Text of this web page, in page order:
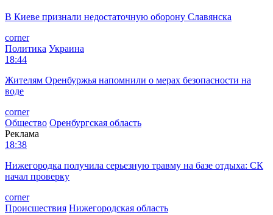
В Киеве признали недостаточную оборону Славянска
corner
Политика Украина
18:44
Жителям Оренбуржья напомнили о мерах безопасности на
воде
corner
Общество Оренбургская область
Реклама
18:38
Нижегородка получила серьезную травму на базе отдыха: СК
начал проверку
corner
Происшествия Нижегородская область